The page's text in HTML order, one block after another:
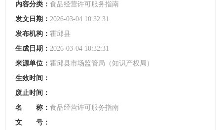
内容分类： 食品经营许可服务指南
发文日期： 2026-03-04 10:32:31
发布机构： 霍邱县
生成日期： 2026-03-04 10:32:31
来源单位： 霍邱县市场监管局（知识产权局）
生效时间：
废止时间：
名 称： 食品经营许可服务指南
文 号：